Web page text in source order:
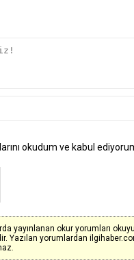
okudum ve kabul
yayınlanan okur yorumları
Yazılan yorumlardan